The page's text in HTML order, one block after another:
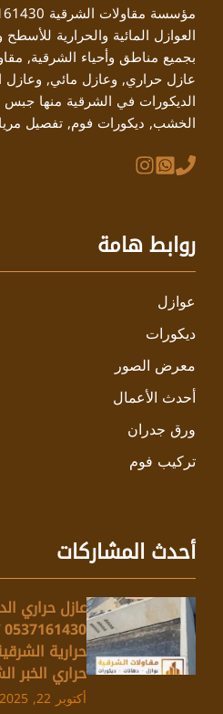
العوازل المائية والحرارية
بجميع مناطق وأحياء الشرقية,
عازل حراري, وعازل مائي, وعازل
الديكورات في الشرقية منها جبس
الخشب, ديكورات فوم, تفصيل
روابط هامة
عوازل
ديكورات
معرض الصور
أحدث الأعمال
ورق جدران
تركيب فوم
أحدث المشاركات
عازل حراري
حرارية
حراري الخبر
أكتوبر 22, 2025